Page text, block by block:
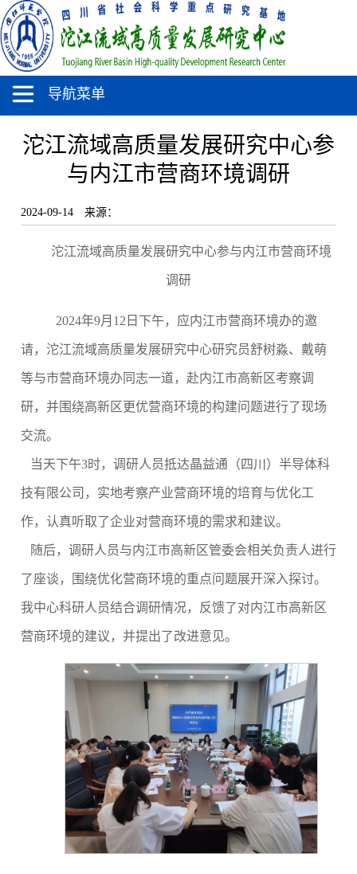
导航菜单
沱江流域高质量发展研究中心参
与内江市营商环境调研
2024-09-14 来源：
沱江流域高质量发展研究中心参与内江市营商环境
调研
2024年9月 12 日下午，应内江市营商环境办的邀
请，沱江流域高质量发展研究中心研究员舒树淼、戴萌
等与市营商环境办同志一道，赴内江市高新区考察调
研，并围绕高新区更优营商环境的构建问题进行了现场
交流。
当天下午3时，调研人员抵达晶益通（四川）半导体科
技有限公司，实地考察产业营商环境的培育与优化工
作，认真听取了企业对营商环境的需求和建议。
随后，调研人员与内江市高新区管委会相关负责人进行
了座谈，围绕优化营商环境的重点问题展开深入探讨。
我中心科研人员结合调研情况，反馈了对内江市高新区
营商环境的建议，并提出了改进意见。